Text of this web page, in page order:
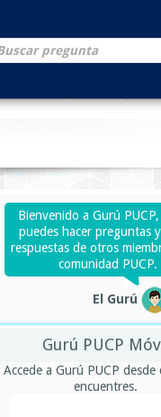
Bienvenido a Gurú
puedes hacer preguntas
respuestas de otros
comunidad PUCP.
El Gurú
Gurú PUCP
Accede a Gurú PUCP desde
encuentres.